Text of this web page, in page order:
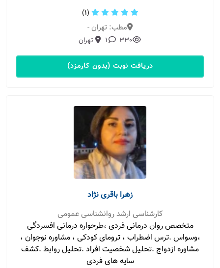
(1)
مطب: تهران -
330
1 تهران
دریافت نوبت (بدون کارمزد)
زهرا باقری نژاد
کارشناسی ارشد روانشناسی عمومی
متخصص روان درمانی فردی ،طرحواره درمانی افسردگی
،وسواس .ترس اضطراب ، ترومای کودکی ، مشاوره نوجوان ،
مشاوره ازدواج .تحلیل شخصیت افراد .تحلیل روابط .کشف
سایه های فردی